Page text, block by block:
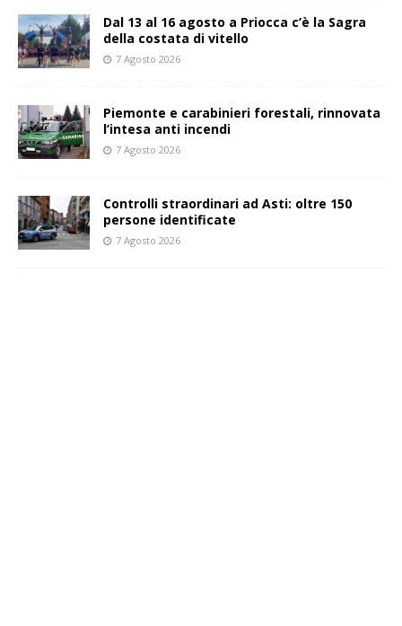
Dal 13 al 16 agosto a Priocca c’è la Sagra
della costata di vitello
7 Agosto 2026
Piemonte e carabinieri forestali, rinnovata
l’intesa anti incendi
7 Agosto 2026
Controlli straordinari ad Asti: oltre 150
persone identificate
7 Agosto 2026